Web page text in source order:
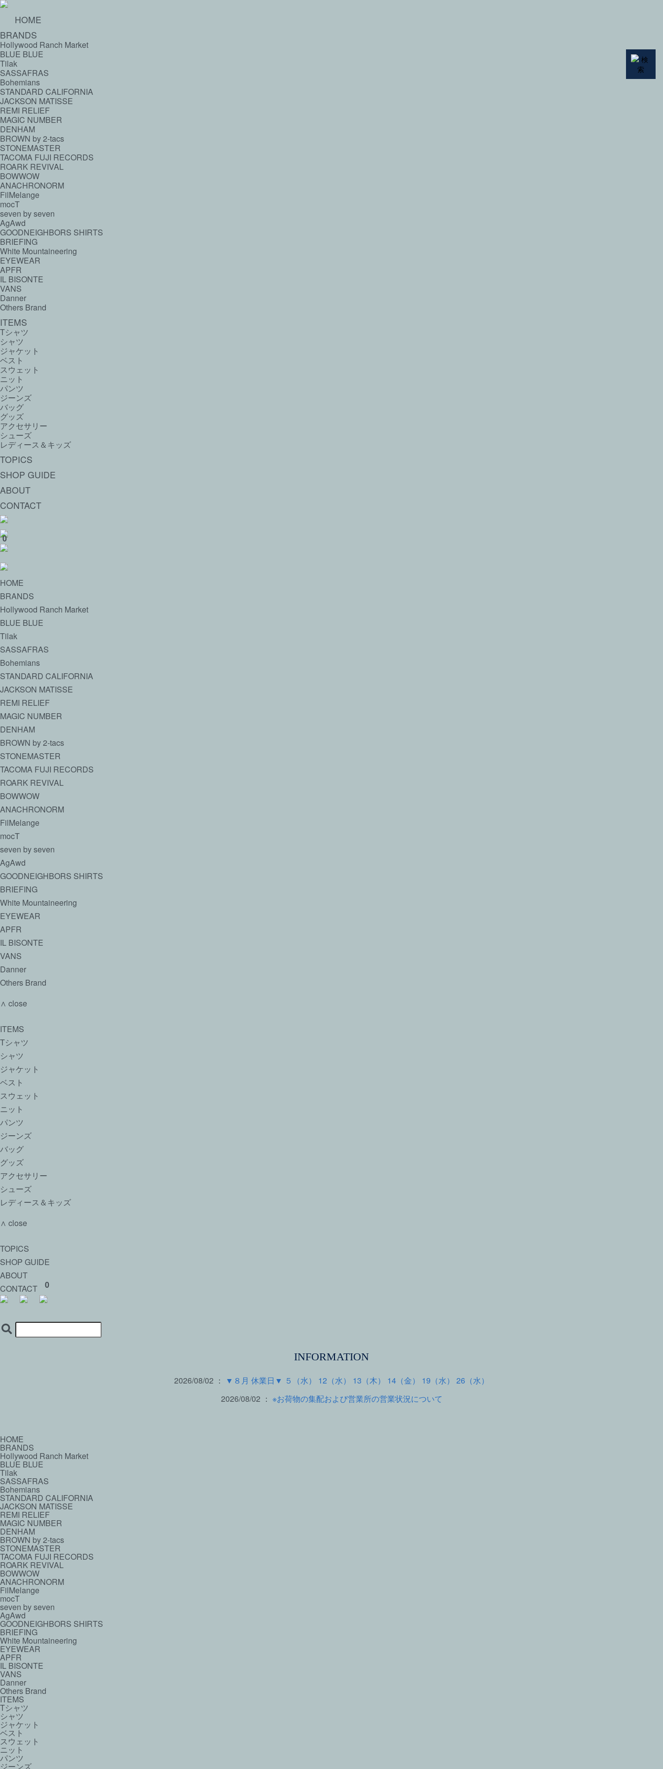
HOME
BRANDS
Hollywood Ranch Market
BLUE BLUE
Tilak
SASSAFRAS
Bohemians
STANDARD CALIFORNIA
JACKSON MATISSE
REMI RELIEF
MAGIC NUMBER
DENHAM
BROWN by 2-tacs
STONEMASTER
TACOMA FUJI RECORDS
ROARK REVIVAL
BOWWOW
ANACHRONORM
FilMelange
mocT
seven by seven
AgAwd
GOODNEIGHBORS SHIRTS
BRIEFING
White Mountaineering
EYEWEAR
APFR
IL BISONTE
VANS
Danner
Others Brand
ITEMS
Tシャツ
シャツ
ジャケット
ベスト
スウェット
ニット
パンツ
ジーンズ
バッグ
グッズ
アクセサリー
シューズ
レディース＆キッズ
TOPICS
SHOP GUIDE
ABOUT
CONTACT
0
HOME
BRANDS
Hollywood Ranch Market
BLUE BLUE
Tilak
SASSAFRAS
Bohemians
STANDARD CALIFORNIA
JACKSON MATISSE
REMI RELIEF
MAGIC NUMBER
DENHAM
BROWN by 2-tacs
STONEMASTER
TACOMA FUJI RECORDS
ROARK REVIVAL
BOWWOW
ANACHRONORM
FilMelange
mocT
seven by seven
AgAwd
GOODNEIGHBORS SHIRTS
BRIEFING
White Mountaineering
EYEWEAR
APFR
IL BISONTE
VANS
Danner
Others Brand
∧ close
ITEMS
Tシャツ
シャツ
ジャケット
ベスト
スウェット
ニット
パンツ
ジーンズ
バッグ
グッズ
アクセサリー
シューズ
レディース＆キッズ
∧ close
TOPICS
SHOP GUIDE
ABOUT
CONTACT
0
INFORMATION
2026/08/02 ：
▼８月 休業日▼ ５（水） 12（水） 13（木） 14（金） 19（水） 26（水）
2026/08/02 ： ※お荷物の集配および営業所の営業状況について
HOME
BRANDS
Hollywood Ranch Market
BLUE BLUE
Tilak
SASSAFRAS
Bohemians
STANDARD CALIFORNIA
JACKSON MATISSE
REMI RELIEF
MAGIC NUMBER
DENHAM
BROWN by 2-tacs
STONEMASTER
TACOMA FUJI RECORDS
ROARK REVIVAL
BOWWOW
ANACHRONORM
FilMelange
mocT
seven by seven
AgAwd
GOODNEIGHBORS SHIRTS
BRIEFING
White Mountaineering
EYEWEAR
APFR
IL BISONTE
VANS
Danner
Others Brand
ITEMS
Tシャツ
シャツ
ジャケット
ベスト
スウェット
ニット
パンツ
ジーンズ